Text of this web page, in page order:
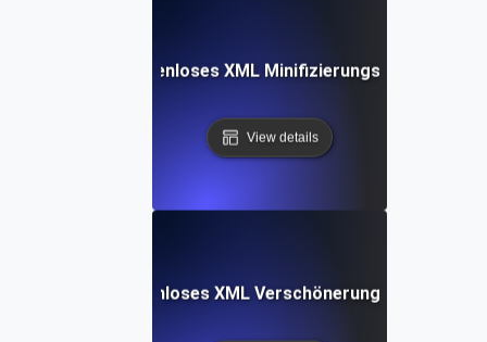
Kostenloses XML Minifizierungs-Tool
View details
Kostenloses XML Verschönerungs-Tool